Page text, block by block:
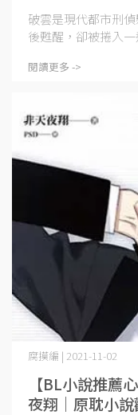
破雲是現代都市刑
後甦醒，卻被捲入
閱讀更多 ->
【BL小說推薦
夜翔｜原耽小
腐摸編 | 2021-11-02